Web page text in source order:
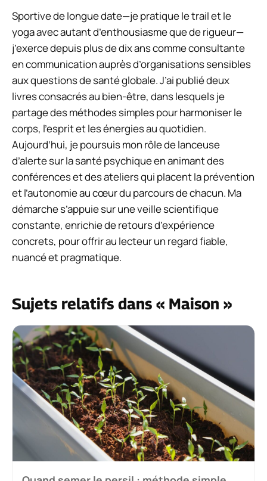
Sportive de longue date—je pratique le trail et le
yoga avec autant d’enthousiasme que de rigueur—
j’exerce depuis plus de dix ans comme consultante
en communication auprès d’organisations sensibles
aux questions de santé globale. J’ai publié deux
livres consacrés au bien-être, dans lesquels je
partage des méthodes simples pour harmoniser le
corps, l’esprit et les énergies au quotidien.
Aujourd’hui, je poursuis mon rôle de lanceuse
d’alerte sur la santé psychique en animant des
conférences et des ateliers qui placent la prévention
et l’autonomie au cœur du parcours de chacun. Ma
démarche s’appuie sur une veille scientifique
constante, enrichie de retours d’expérience
concrets, pour offrir au lecteur un regard fiable,
nuancé et pragmatique.
Sujets relatifs dans « Maison »